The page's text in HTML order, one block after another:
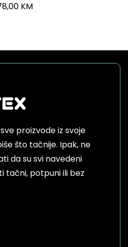
KM
proizvode iz svoje
što tačnije. Ipak, ne
da su svi navedeni
tačni, potpuni ili bez